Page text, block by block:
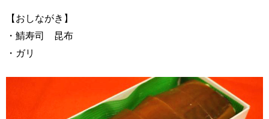
【おしながき】
・鯖寿司 昆布
・ガリ